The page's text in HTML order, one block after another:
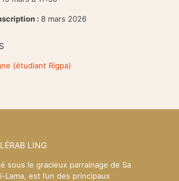
: 8 mars 2026
(étudiant Rigpa)
LING
sous le gracieux parrainage de Sa
Lama, est l’un des principaux